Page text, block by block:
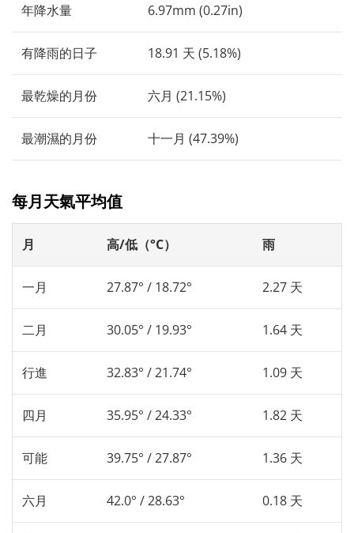
年降水量 6.97mm (0.27in)
有降雨的日子 18.91 天 (5.18%)
最乾燥的月份 六月 (21.15%)
最潮濕的月份 十一月 (47.39%)
每月天氣平均值
月 高/低（°C） 雨
一月 27.87° / 18.72° 2.27 天
二月 30.05° / 19.93° 1.64 天
行進 32.83° / 21.74° 1.09 天
四月 35.95° / 24.33° 1.82 天
可能 39.75° / 27.87° 1.36 天
六月 42.0° / 28.63° 0.18 天